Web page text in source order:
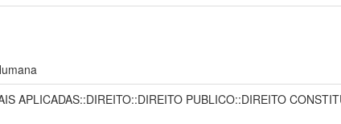
APLICADAS::DIREITO::DIREITO PUBLICO::DIREITO